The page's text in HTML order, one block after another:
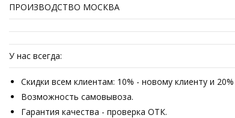
ПРОИЗВОДСТВО МОСКВА
У нас всегда:
Скидки всем клиентам: 10% - новому клиенту и
Возможность самовывоза.
Гарантия качества - проверка ОТК.